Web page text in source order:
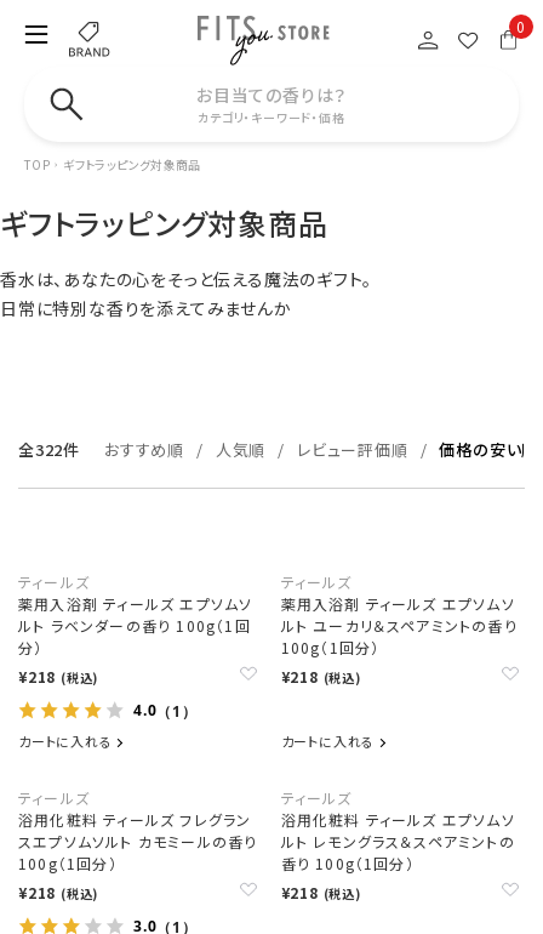
0
お目当ての香りは？
カテゴリ・キーワード・価格
TOP ギフトラッピング対象商品
ギフトラッピング対象商品
香水は、あなたの心をそっと伝える魔法のギフト。
日常に特別な香りを添えてみませんか
全322件 おすすめ順 人気順 レビュー評価順 価格の安い順
ティールズ
薬用入浴剤 ティールズ エプソムソ
ルト ラベンダーの香り 100g（1回
分）
¥218 (税込)
4.0 （1）
カートに入れる
ティールズ
薬用入浴剤 ティールズ エプソムソ
ルト ユーカリ＆スペアミントの香り
100g（1回分）
¥218 (税込)
カートに入れる
ティールズ
浴用化粧料 ティールズ フレグラン
スエプソムソルト カモミールの香り
100g（1回分）
¥218 (税込)
3.0 （1）
ティールズ
浴用化粧料 ティールズ エプソムソ
ルト レモングラス＆スペアミントの
香り 100g（1回分）
¥218 (税込)